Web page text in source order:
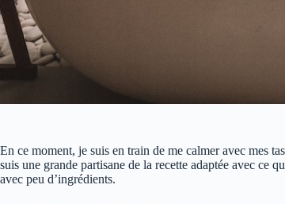
En ce moment, je suis en train de me calmer avec mes
suis une grande partisane de la recette adaptée avec ce
avec peu d’ingrédients.